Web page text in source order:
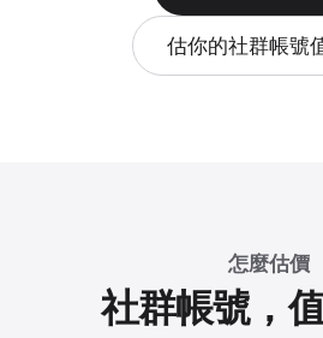
估你的社群帳號
怎麼估價
社群帳號，